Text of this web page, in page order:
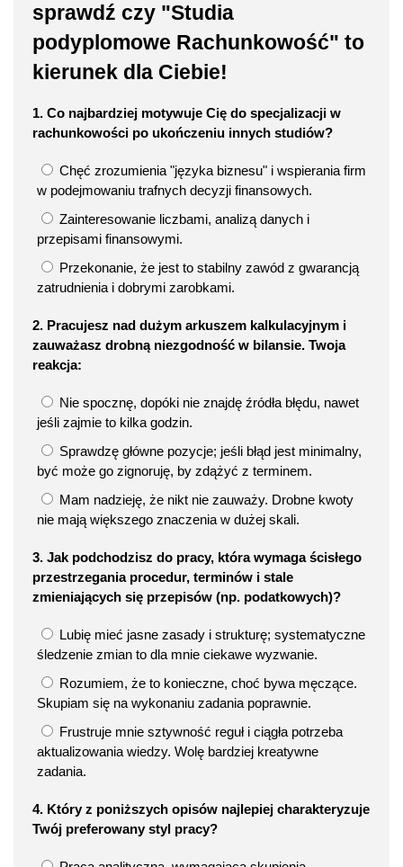
sprawdź czy "Studia
podyplomowe Rachunkowość" to
kierunek dla Ciebie!
1. Co najbardziej motywuje Cię do specjalizacji w
rachunkowości po ukończeniu innych studiów?
Chęć zrozumienia "języka biznesu" i wspierania firm
w podejmowaniu trafnych decyzji finansowych.
Zainteresowanie liczbami, analizą danych i
przepisami finansowymi.
Przekonanie, że jest to stabilny zawód z gwarancją
zatrudnienia i dobrymi zarobkami.
2. Pracujesz nad dużym arkuszem kalkulacyjnym i
zauważasz drobną niezgodność w bilansie. Twoja
reakcja:
Nie spocznę, dopóki nie znajdę źródła błędu, nawet
jeśli zajmie to kilka godzin.
Sprawdzę główne pozycje; jeśli błąd jest minimalny,
być może go zignoruję, by zdążyć z terminem.
Mam nadzieję, że nikt nie zauważy. Drobne kwoty
nie mają większego znaczenia w dużej skali.
3. Jak podchodzisz do pracy, która wymaga ścisłego
przestrzegania procedur, terminów i stale
zmieniających się przepisów (np. podatkowych)?
Lubię mieć jasne zasady i strukturę; systematyczne
śledzenie zmian to dla mnie ciekawe wyzwanie.
Rozumiem, że to konieczne, choć bywa męczące.
Skupiam się na wykonaniu zadania poprawnie.
Frustruje mnie sztywność reguł i ciągła potrzeba
aktualizowania wiedzy. Wolę bardziej kreatywne
zadania.
4. Który z poniższych opisów najlepiej charakteryzuje
Twój preferowany styl pracy?